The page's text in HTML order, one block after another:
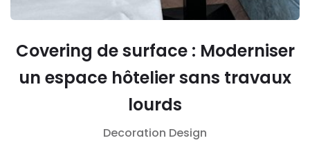
Covering de surface : Moderniser
un espace hôtelier sans travaux
lourds
Decoration Design